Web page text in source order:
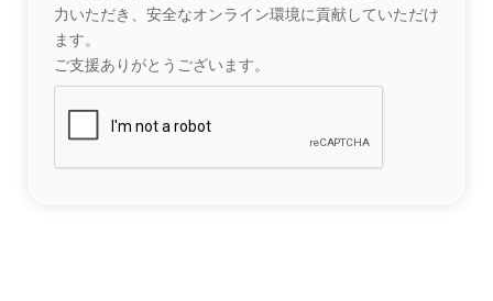
力いただき、安全なオンライン環境に貢献していただけ
ます。
ご支援ありがとうございます。